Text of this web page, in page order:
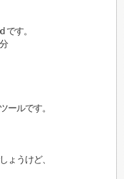
す。
ールです。
ょうけど、